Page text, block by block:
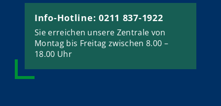
Info-Hotline: 0211 837-1922
Sie erreichen unsere Zentrale von
Montag bis Freitag zwischen 8.00 –
18.00 Uhr